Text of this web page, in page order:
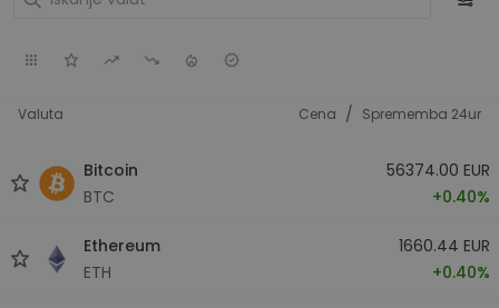
Valuta Cena / Sprememba 24ur
Bitcoin
BTC
56374.00 EUR
+0.40%
Ethereum
ETH
1660.44 EUR
+0.40%